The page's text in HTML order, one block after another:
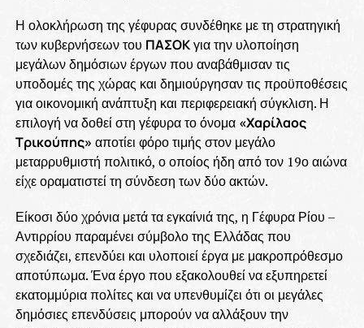
Η ολοκλήρωση της γέφυρας συνδέθηκε με τη στρατηγική
των κυβερνήσεων του ΠΑΣΟΚγια την υλοποίηση
μεγάλων δημόσιων έργων που αναβάθμισαν τις
υποδομές της χώρας και δημιούργησαν τις προϋποθέσεις
για οικονομική ανάπτυξη και περιφερειακή σύγκλιση. Η
επιλογή να δοθεί στη γέφυρα το όνομα «Χαρίλαος
Τρικούπης» αποτίει φόρο τιμής στον μεγάλο
μεταρρυθμιστή πολιτικό, ο οποίος ήδη από τον 19ο αιώνα
είχε οραματιστεί τη σύνδεση των δύο ακτών.
Είκοσι δύο χρόνια μετά τα εγκαίνιά της, η Γέφυρα Ρίου –
Αντιρρίου παραμένει σύμβολο της Ελλάδας που
σχεδιάζει, επενδύει και υλοποιεί έργα με μακροπρόθεσμο
αποτύπωμα. Ένα έργο που εξακολουθεί να εξυπηρετεί
εκατομμύρια πολίτες και να υπενθυμίζει ότι οι μεγάλες
δημόσιες επενδύσεις μπορούν να αλλάξουν την